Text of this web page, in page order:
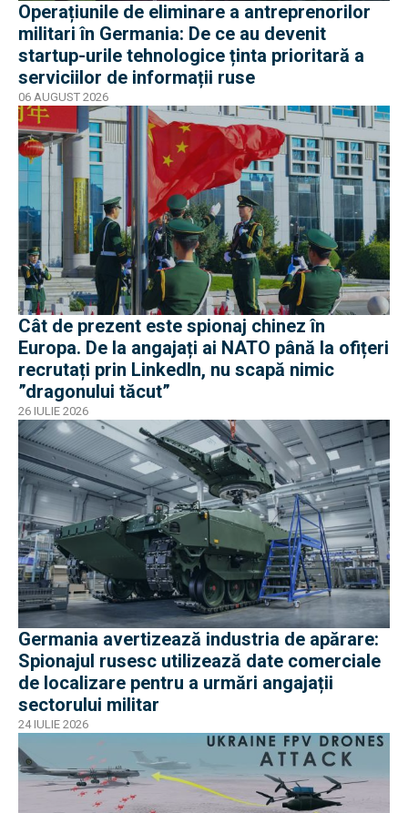
Operațiunile de eliminare a antreprenorilor
militari în Germania: De ce au devenit
startup-urile tehnologice ținta prioritară a
serviciilor de informații ruse
06 AUGUST 2026
Cât de prezent este spionaj chinez în
Europa. De la angajați ai NATO până la ofițeri
recrutați prin LinkedIn, nu scapă nimic
”dragonului tăcut”
26 IULIE 2026
Germania avertizează industria de apărare:
Spionajul rusesc utilizează date comerciale
de localizare pentru a urmări angajații
sectorului militar
24 IULIE 2026